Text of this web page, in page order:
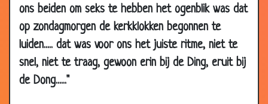
ons beiden om seks te hebben het ogenblik was dat
op zondagmorgen de kerkklokken begonnen te
luiden..... dat was voor ons het juiste ritme, niet te
snel, niet te traag, gewoon erin bij de Ding, eruit bij
de Dong......"
13 Dec 2007
Wat een geduld
3.21
26 Nov 2007
Door een idioot
15 Nov 2007
Vissen op het ijs
3.66
01 Nov 2007
In de trein
3.16
18 Oct 2007